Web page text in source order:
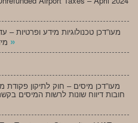
מעו”דכן טכנולוגיות מידע ופרטיות –
»
חובות דיווח שונות לרשות המיסים